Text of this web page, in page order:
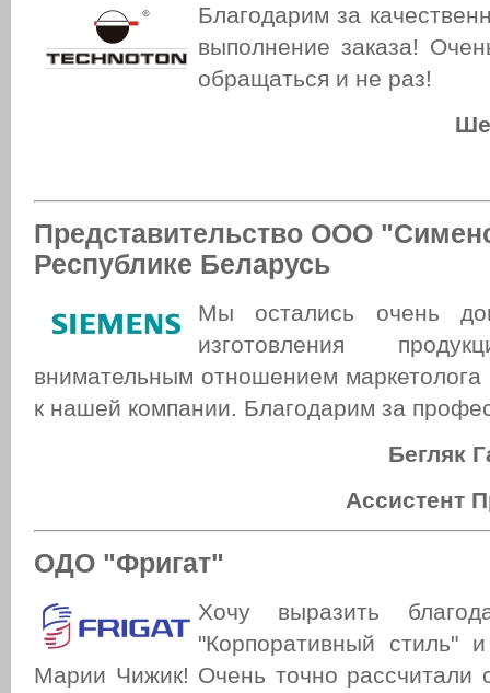
Благодарим за
выполнение заказа!
обращаться и не раз!
Представительство ООО
Республике Беларусь
Мы остались очень
изготовления
внимательным отношением
к нашей компании. Благодарим за
Бегляк
Ассистент
ОДО "Фригат"
Хочу выразить
"Корпоративный стиль"
Марии Чижик! Очень точно рассчитали